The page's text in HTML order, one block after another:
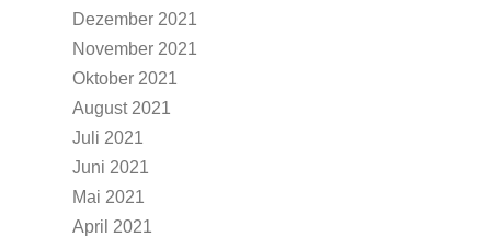
Dezember 2021
November 2021
Oktober 2021
August 2021
Juli 2021
Juni 2021
Mai 2021
April 2021